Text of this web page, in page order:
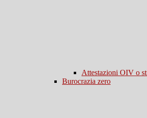
Attestazioni OIV o
Burocrazia zero